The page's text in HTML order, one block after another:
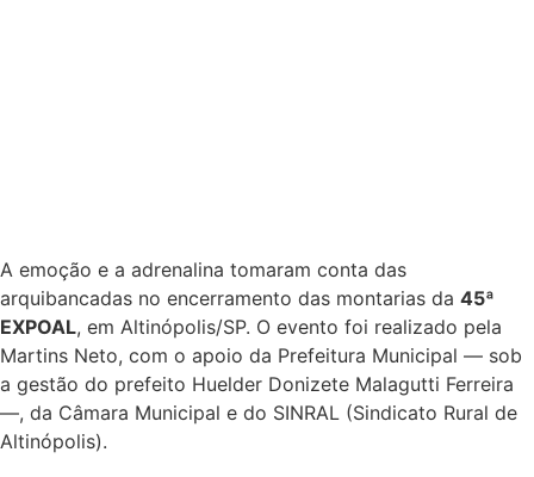
A emoção e a adrenalina tomaram conta das
arquibancadas no encerramento das montarias da 45ª
EXPOAL, em Altinópolis/SP. O evento foi realizado pela
Martins Neto, com o apoio da Prefeitura Municipal — sob
a gestão do prefeito Huelder Donizete Malagutti Ferreira
—, da Câmara Municipal e do SINRAL (Sindicato Rural de
Altinópolis).